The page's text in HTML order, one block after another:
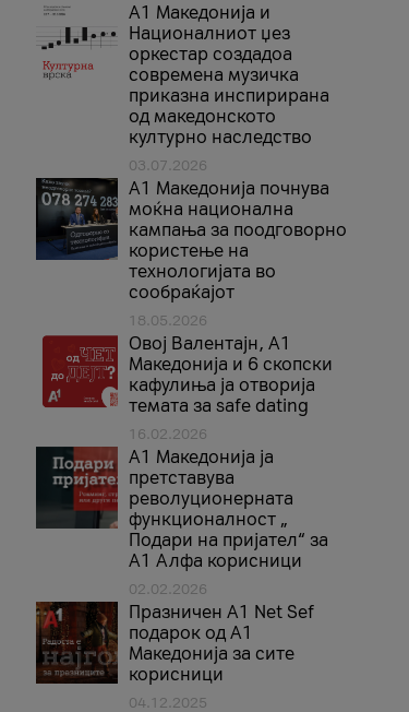
А1 Македонија и
Националниот џез
оркестар создадоа
современа музичка
приказна инспирирана
од македонското
културно наследство
03.07.2026
A1 Македонија почнува
моќна национална
кампања за поодговорно
користење на
технологијата во
сообраќајот
18.05.2026
Овој Валентајн, A1
Македонија и 6 скопски
кафулиња ја отворија
темата за safe dating
16.02.2026
А1 Македонија ја
претставува
револуционерната
функционалност „
Подари на пријател“ за
А1 Алфа корисници
02.02.2026
Празничен A1 Net Sеf
подарок од А1
Македонија за сите
корисници
04.12.2025